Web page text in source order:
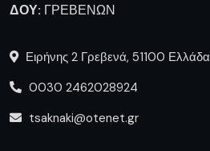
ΔΟΥ: ΓΡΕΒΕΝΩΝ
Ειρήνης 2 Γρεβενά, 51100 Ελλάδα
0030 2462028924
tsaknaki@otenet.gr